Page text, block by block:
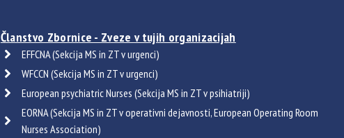
Članstvo Zbornice - Zveze v tujih organizacijah
EFFCNA (Sekcija MS in ZT v urgenci)
WFCCN (Sekcija MS in ZT v urgenci)
European psychiatric Nurses (Sekcija MS in ZT v psihiatriji)
EORNA (Sekcija MS in ZT v operativni dejavnosti, European Operating Room
Nurses Association)